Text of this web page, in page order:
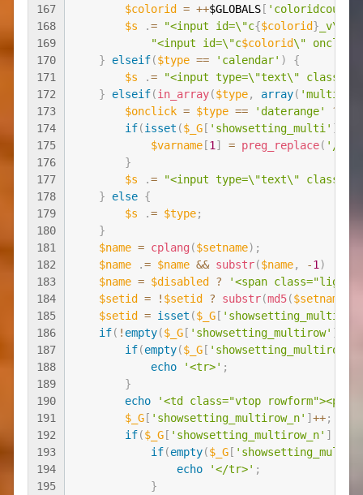
167
168
169
170
171
172
173
174
175
176
177
178
179
180
181
182
183
184
185
186
187
188
189
190
191
192
193
194
195
$colorid
= ++$GLOBALS[ 'coloridcount'
$s
.= "<input id=\"c{$colorid} _v\"
"<input id=\"c$colorid\"
}
elseif($type == 'calendar' )
{
$s
.=
"<input type=\"text\"
}
elseif(in_array($type, array(
$onclick = $type == 'daterange' ?
if(isset ($_G[ 'showsetting_multi' ]
$varname[1 ] = preg_replace( '/
}
$s
.=
"<input type=\"text\"
}
else {
$s
.= $type;
}
$name = cplang ($setname) ;
$name
.= $name && substr($name, -1 )
$name = $disabled ?
'<span
$setid
= ! $setid ? substr(md5($setname
$setid
= isset ($_G[ 'showsetting_multi'
if( ! empty($_G[ 'showsetting_multirow' ]
if(empty($_G[
echo
'<tr>' ;
}
echo
'<td class="vtop rowform"><p
$_G[ 'showsetting_multirow_n' ] ++;
if($_G[ 'showsetting_multirow_n' ]
if(empty($_G[
echo
'</tr>' ;
}